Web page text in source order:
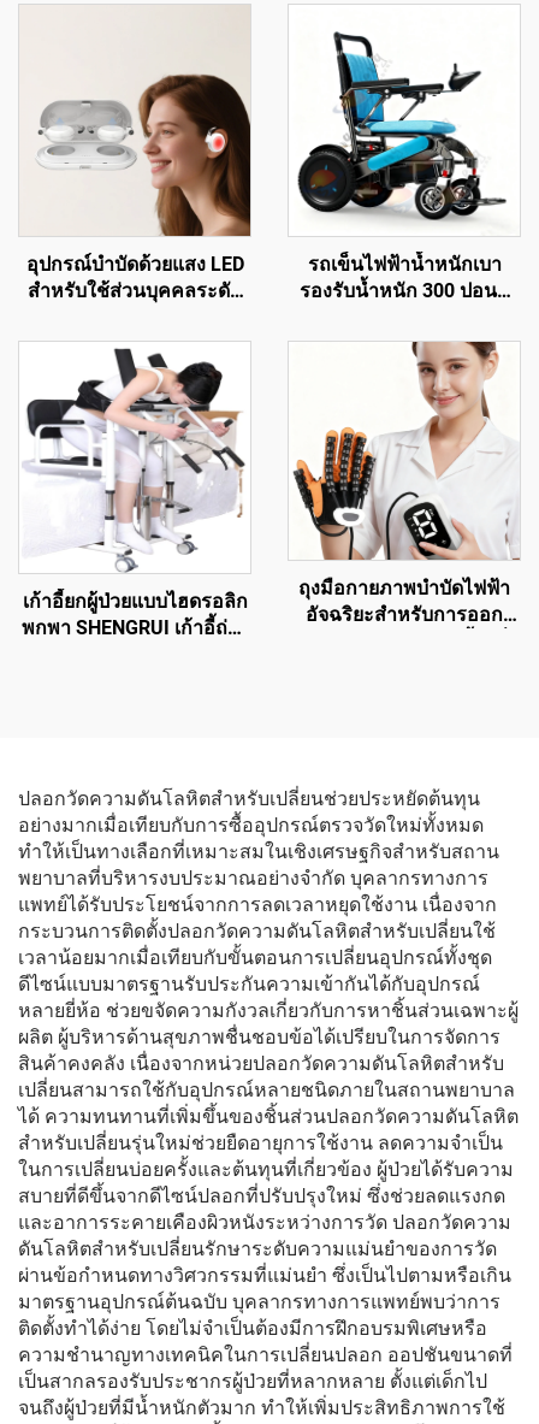
อุปกรณ์บำบัดด้วยแสง LED
สำหรับใช้ส่วนบุคคลระดับ
สำหรับรักษาโรคทางจมูก หู
การได้ยินเสียงวิ้ง หูอักเสบ
ไซนัสอักเสบ และโรคทาง
เดินหายใจ
รถเข็นไฟฟ้าน้ำหนักเบา
รองรับน้ำหนัก 300 ปอนด์
การรับรอง CE
เก้าอี้ยกผู้ป่วยแบบไฮดรอลิก
พกพา SHENGRUI เก้าอี้ถ่าย
ถุงมือกายภาพบำบัดไฟฟ้า
อัจฉริยะสำหรับการออก
ปลอกวัดความดันโลหิตสำหรับเปลี่ยนช่วยประหยัดต้นทุน
อย่างมากเมื่อเทียบกับการซื้ออุปกรณ์ตรวจวัดใหม่ทั้งหมด
ทำให้เป็นทางเลือกที่เหมาะสมในเชิงเศรษฐกิจสำหรับสถาน
พยาบาลที่บริหารงบประมาณอย่างจำกัด บุคลากรทางการ
แพทย์ได้รับประโยชน์จากการลดเวลาหยุดใช้งาน เนื่องจาก
กระบวนการติดตั้งปลอกวัดความดันโลหิตสำหรับเปลี่ยนใช้
เวลาน้อยมากเมื่อเทียบกับขั้นตอนการเปลี่ยนอุปกรณ์ทั้งชุด
ดีไซน์แบบมาตรฐานรับประกันความเข้ากันได้กับอุปกรณ์
หลายยี่ห้อ ช่วยขจัดความกังวลเกี่ยวกับการหาชิ้นส่วนเฉพาะผู้
ผลิต ผู้บริหารด้านสุขภาพชื่นชอบข้อได้เปรียบในการจัดการ
สินค้าคงคลัง เนื่องจากหน่วยปลอกวัดความดันโลหิตสำหรับ
เปลี่ยนสามารถใช้กับอุปกรณ์หลายชนิดภายในสถานพยาบาล
ได้ ความทนทานที่เพิ่มขึ้นของชิ้นส่วนปลอกวัดความดันโลหิต
สำหรับเปลี่ยนรุ่นใหม่ช่วยยืดอายุการใช้งาน ลดความจำเป็น
ในการเปลี่ยนบ่อยครั้งและต้นทุนที่เกี่ยวข้อง ผู้ป่วยได้รับความ
สบายที่ดีขึ้นจากดีไซน์ปลอกที่ปรับปรุงใหม่ ซึ่งช่วยลดแรงกด
และอาการระคายเคืองผิวหนังระหว่างการวัด ปลอกวัดความ
ดันโลหิตสำหรับเปลี่ยนรักษาระดับความแม่นยำของการวัด
ผ่านข้อกำหนดทางวิศวกรรมที่แม่นยำ ซึ่งเป็นไปตามหรือเกิน
มาตรฐานอุปกรณ์ต้นฉบับ บุคลากรทางการแพทย์พบว่าการ
ติดตั้งทำได้ง่าย โดยไม่จำเป็นต้องมีการฝึกอบรมพิเศษหรือ
ความชำนาญทางเทคนิคในการเปลี่ยนปลอก ออปชันขนาดที่
เป็นสากลรองรับประชากรผู้ป่วยที่หลากหลาย ตั้งแต่เด็กไป
จนถึงผู้ป่วยที่มีน้ำหนักตัวมาก ทำให้เพิ่มประสิทธิภาพการใช้